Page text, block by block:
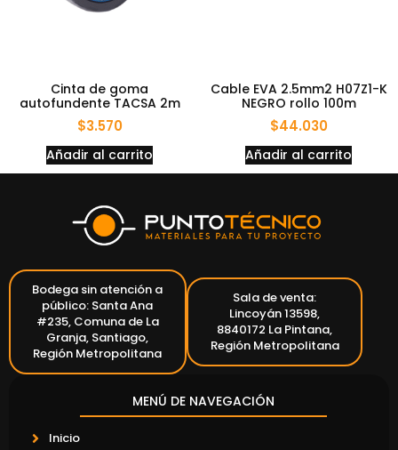
Cinta de goma
autofundente TACSA 2m
$3.570
Añadir al carrito
Cable EVA 2.5mm2 H07Z1-K
NEGRO rollo 100m
$44.030
Añadir al carrito
Bodega sin atención a
público: Santa Ana
#235, Comuna de La
Granja, Santiago,
Región Metropolitana
Sala de venta:
Lincoyán 13598,
8840172 La Pintana,
Región Metropolitana
MENÚ DE NAVEGACIÓN
Inicio